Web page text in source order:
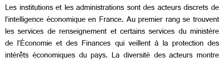
Les institutions et les administrations sont des acteurs discrets de
l’intelligence économique en France. Au premier rang se trouvent
les services de renseignement et certains services du ministère
de l’Économie et des Finances qui veillent à la protection des
intérêts économiques du pays. La diversité des acteurs montre